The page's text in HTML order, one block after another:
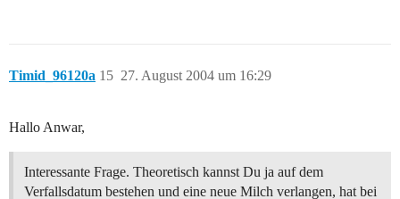
Timid_96120a 27. August 2004 um 16:29
15
Hallo Anwar,
Interessante Frage. Theoretisch kannst Du ja auf dem
Verfallsdatum bestehen und eine neue Milch verlangen, hat bei